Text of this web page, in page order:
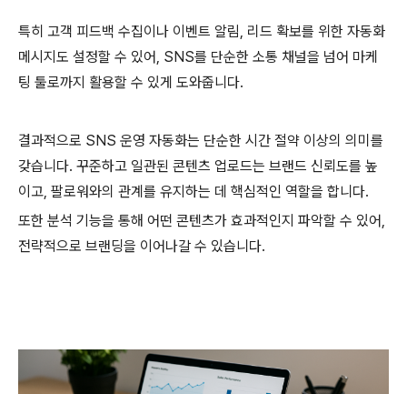
특히 고객 피드백 수집이나 이벤트 알림, 리드 확보를 위한 자동화
메시지도 설정할 수 있어, SNS를 단순한 소통 채널을 넘어 마케
팅 툴로까지 활용할 수 있게 도와줍니다.
결과적으로 SNS 운영 자동화는 단순한 시간 절약 이상의 의미를
갖습니다. 꾸준하고 일관된 콘텐츠 업로드는 브랜드 신뢰도를 높
이고, 팔로워와의 관계를 유지하는 데 핵심적인 역할을 합니다.
또한 분석 기능을 통해 어떤 콘텐츠가 효과적인지 파악할 수 있어,
전략적으로 브랜딩을 이어나갈 수 있습니다.